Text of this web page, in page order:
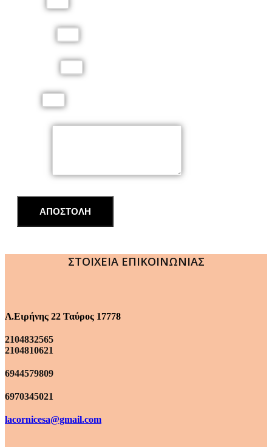
ΑΠΟΣΤΟΛΗ
ΣΤΟΙΧΕΙΑ ΕΠΙΚΟΙΝΩΝΙΑΣ
Λ.Ειρήνης 22 Ταύρος 17778
2104832565
2104810621
6944579809
6970345021
lacornicesa@gmail.com